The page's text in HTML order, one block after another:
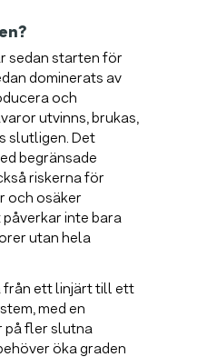
sedan starten för
dominerats av
och
utvinns, brukas,
slutligen. Det
begränsade
riskerna för
och osäker
inte bara
utan hela
från ett linjärt till ett
med en
på fler slutna
öka graden